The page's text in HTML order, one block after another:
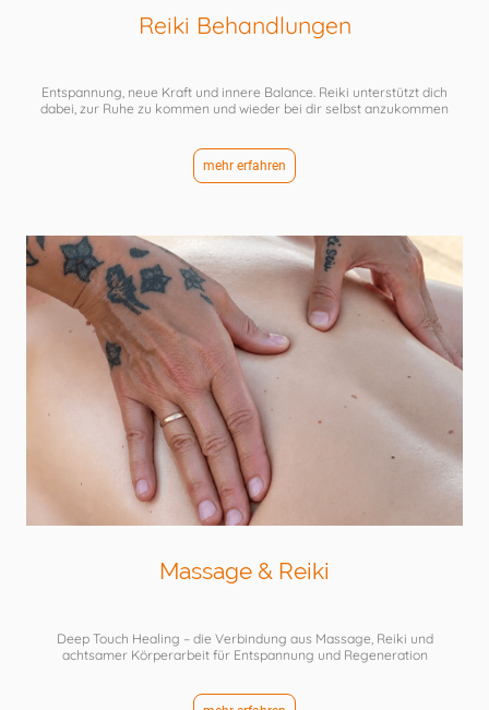
Reiki Behandlungen
Entspannung, neue Kraft und innere Balance. Reiki unterstützt dich
dabei, zur Ruhe zu kommen und wieder bei dir selbst anzukommen
mehr erfahren
Massage & Reiki
Deep Touch Healing – die Verbindung aus Massage, Reiki und
achtsamer Körperarbeit für Entspannung und Regeneration